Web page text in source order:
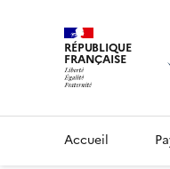
RÉPUBLIQUE
FRANÇAISE
Accueil